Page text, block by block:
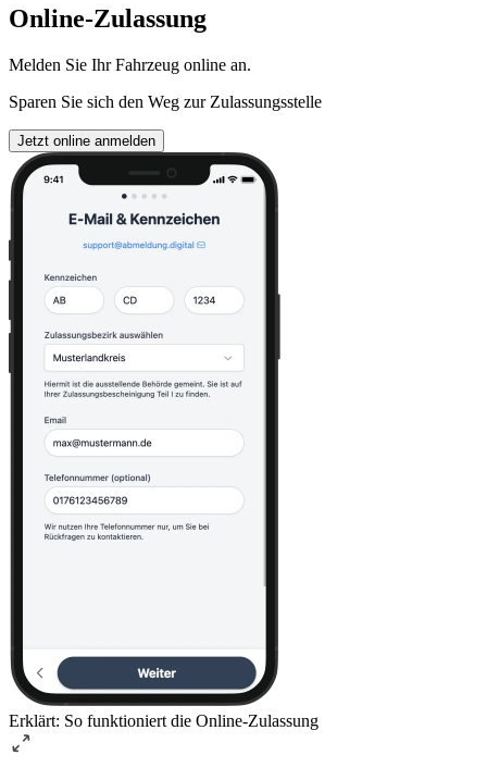
Online-Zulassung
Melden Sie Ihr Fahrzeug online an.
Sparen Sie sich den Weg zur Zulassungsstelle
Jetzt online anmelden
Erklärt: So funktioniert die Online-Zulassung